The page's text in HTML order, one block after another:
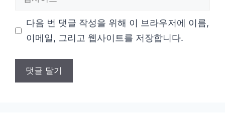
다음 번 댓글 작성을 위해 이 브라우저에 이름,
이메일, 그리고 웹사이트를 저장합니다.